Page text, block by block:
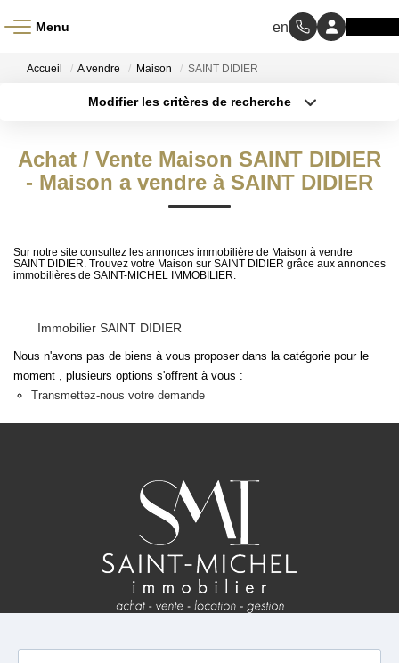
Menu
À VENDRE
À LOUER
Transaction
BIENS VENDUS
NOS AVIS CLIENTS CERTIFIÉS
EXTRANET LOCATAIRES /
PROPRIÉTAIRES BAILLEURS
RÉSEAUX SOCIAUX
Accueil A vendre Maison SAINT DIDIER
Modifier les critères de recherche
Sélectionnez...
Type de bien
Surface min
Plus de critères
Achat / Vente Maison SAINT DIDIER
- Maison a vendre à SAINT DIDIER
Sur notre site consultez les annonces immobilière de Maison à vendre
SAINT DIDIER. Trouvez votre Maison sur SAINT DIDIER grâce aux annonces
immobilières de SAINT-MICHEL IMMOBILIER.
Immobilier SAINT DIDIER
Nous n'avons pas de biens à vous proposer dans la catégorie pour le
moment , plusieurs options s'offrent à vous :
Transmettez-nous votre demande